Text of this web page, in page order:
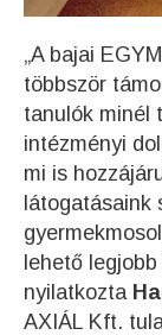
„A bajai
többször
tanulók minél
intézményi
mi is
látogatásaink
lehető
nyilatkozta
AXIÁL Kft.